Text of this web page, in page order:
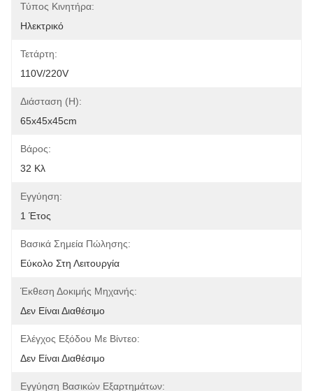
Τύπος Κινητήρα:
Ηλεκτρικό
Τετάρτη:
110V/220V
Διάσταση (η):
65x45x45cm
Βάρος:
32 Κλ
Εγγύηση:
1 Έτος
Βασικά Σημεία Πώλησης:
Εύκολο Στη Λειτουργία
Έκθεση Δοκιμής Μηχανής:
Δεν Είναι Διαθέσιμο
Ελέγχος Εξόδου Με Βίντεο:
Δεν Είναι Διαθέσιμο
Εγγύηση Βασικών Εξαρτημάτων: